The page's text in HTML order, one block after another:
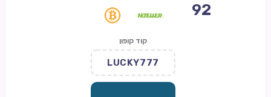
92
קוד קופון
LUCKY777